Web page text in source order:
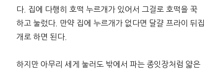
다. 집에 다행히 호떡 누르개가 있어서 그걸로 호떡을 꾹
하고 눌렀다. 만약 집에 누르개가 없다면 달걀 프라이 뒤집
개로 하면 된다.
하지만 아무리 세게 눌러도 밖에서 파는 종잇장처럼 얇은